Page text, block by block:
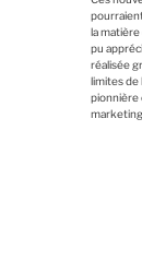
la matière
pu
réalisée
limites de
pionnière